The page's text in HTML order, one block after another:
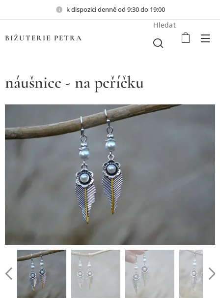
k dispozici denně od 9:30 do 19:00
BIŽUTERIE PETRA
Hledat
náušnice - na peříčku